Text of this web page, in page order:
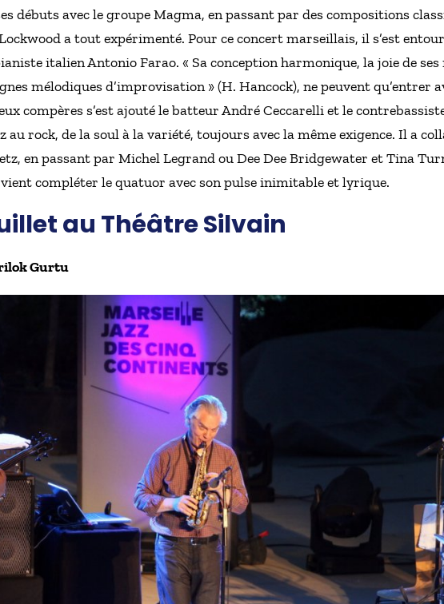
débuts avec le groupe Magma, en passant par des compositions
a tout expérimenté. Pour ce concert marseillais, il s’est
italien Antonio Farao. « Sa conception harmonique, la joie de
mélodiques d’improvisation » (H. Hancock), ne peuvent qu’entrer
compères s’est ajouté le batteur André Ceccarelli et le
au rock, de la soul à la variété, toujours avec la même exigence. Il a
en passant par Michel Legrand ou Dee Dee Bridgewater et Tina
compléter le quatuor avec son pulse inimitable et lyrique.
au Théâtre Silvain
Gurtu